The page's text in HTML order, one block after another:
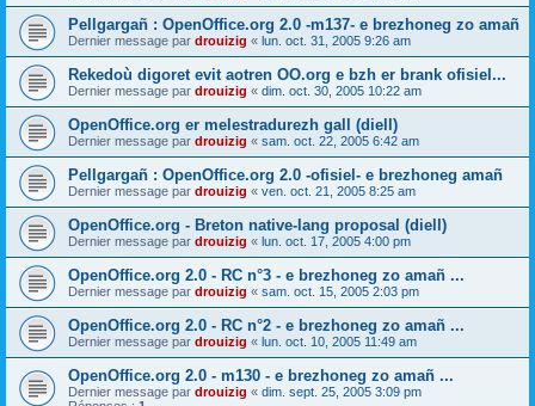
Pellgargañ : OpenOffice.org 2.0 -m137- e brezhoneg zo amañ
Dernier message par drouizig « lun. oct. 31, 2005 9:26 am
Rekedoù digoret evit aotren OO.org e bzh er brank ofisiel...
Dernier message par drouizig « dim. oct. 30, 2005 10:22 am
OpenOffice.org er melestradurezh gall (diell)
Dernier message par drouizig « sam. oct. 22, 2005 6:42 am
Pellgargañ : OpenOffice.org 2.0 -ofisiel- e brezhoneg amañ
Dernier message par drouizig « ven. oct. 21, 2005 8:25 am
OpenOffice.org - Breton native-lang proposal (diell)
Dernier message par drouizig « lun. oct. 17, 2005 4:00 pm
OpenOffice.org 2.0 - RC n°3 - e brezhoneg zo amañ ...
Dernier message par drouizig « sam. oct. 15, 2005 2:03 pm
OpenOffice.org 2.0 - RC n°2 - e brezhoneg zo amañ ...
Dernier message par drouizig « lun. oct. 10, 2005 11:49 am
OpenOffice.org 2.0 - m130 - e brezhoneg zo amañ ...
Dernier message par drouizig « dim. sept. 25, 2005 3:09 pm